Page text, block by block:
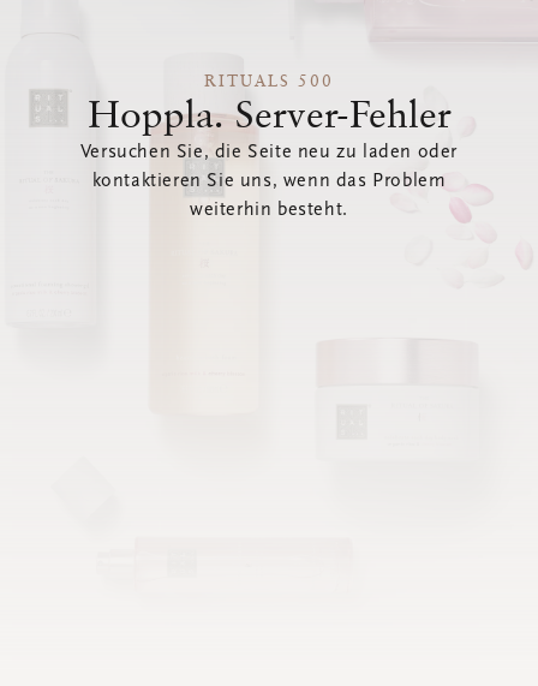
RITUALS 500
Hoppla. Server-Fehler
Versuchen Sie, die Seite neu zu laden oder
kontaktieren Sie uns, wenn das Problem
weiterhin besteht.